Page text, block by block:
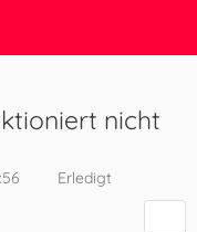
nicht
Erledigt